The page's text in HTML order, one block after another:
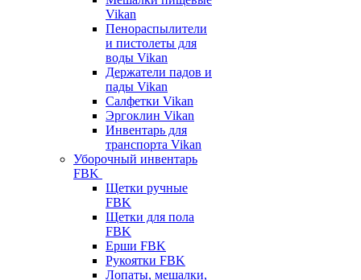
Vikan
Пенораспылители
и пистолеты для
воды Vikan
Держатели падов и
пады Vikan
Салфетки Vikan
Эргоклин Vikan
Инвентарь для
транспорта Vikan
Уборочный инвентарь
FBK
Щетки ручные
FBK
Щетки для пола
FBK
Ерши FBK
Рукоятки FBK
Лопаты, мешалки,